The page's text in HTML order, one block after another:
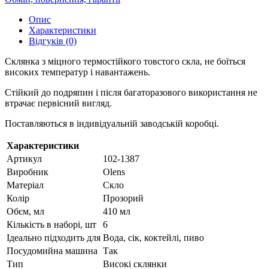
Опис
Характеристики
Відгуків (0)
Склянка з міцного термостійкого товстого скла, не боїться
високих температур і навантажень.
Стійкий до подряпин і після багаторазового використання не
втрачає первісний вигляд.
Поставляються в індивідуальній заводській коробці.
Характеристики
Артикул
102-1387
Виробник
Olens
Матеріал
Скло
Колір
Прозорий
Обєм, мл
410 мл
Кількість в наборі, шт
6
Ідеально підходить для Вода, сік, коктейлі, пиво
Посудомийна машина Так
Тип
Високі склянки